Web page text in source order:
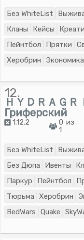
Без WhiteList
Кланы
Кейсы
Пейнтбол
Прятки
Херобрин
Экономика
12.
ＨＹＤＲＡＧ
Гриферский
1.12.2
0 из
1
Без WhiteList
Без Дюпа
Ивенты
Паркур
Пейнтбол
Тюрьма
Херобрин
BedWars
Quake